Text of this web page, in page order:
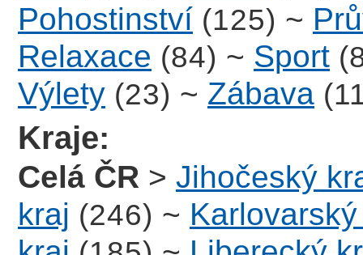
Pohostinství (125) ~
Relaxace (84) ~ Sport
Výlety (23) ~ Zábava
Kraje:
Celá ČR > Jihočeský
kraj (246) ~